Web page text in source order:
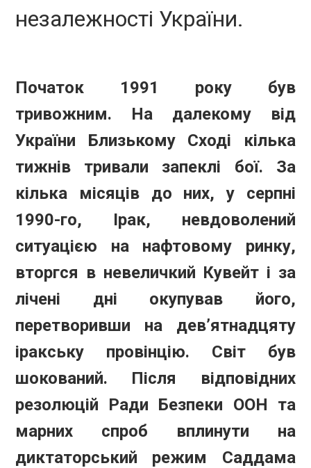
незалежності України.
Початок 1991 року був
тривожним. На далекому від
України Близькому Сході кілька
тижнів тривали запеклі бої. За
кілька місяців до них, у серпні
1990-го, Ірак, невдоволений
ситуацією на нафтовому ринку,
вторгся в невеличкий Кувейт і за
лічені дні окупував його,
перетворивши на дев’ятнадцяту
іракську провінцію. Світ був
шокований. Після відповідних
резолюцій Ради Безпеки ООН та
марних спроб вплинути на
диктаторський режим Саддама